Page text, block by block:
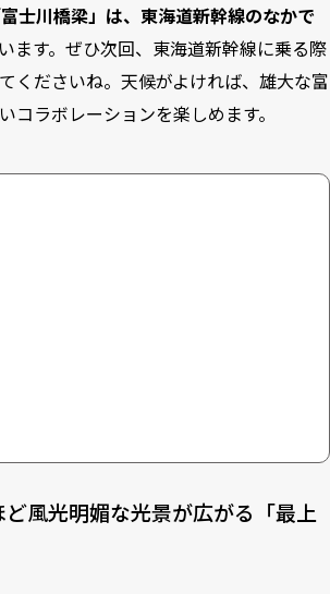
士川橋梁」は、東海道新幹線のなかで
ます。ぜひ次回、東海道新幹線に乗る際
くださいね。天候がよければ、雄大な富
コラボレーションを楽しめます。
風光明媚な光景が広がる「最上